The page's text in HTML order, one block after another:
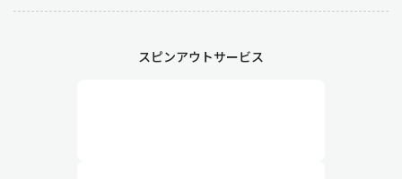
スピンアウトサービス